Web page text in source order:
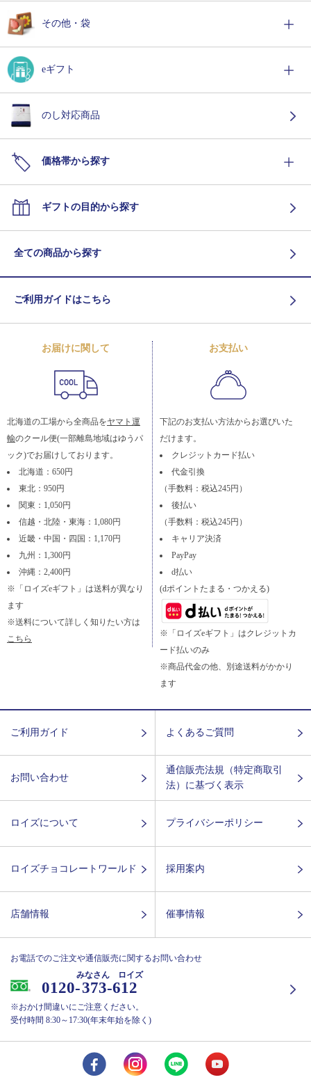
その他・袋
eギフト
のし対応商品
価格帯から探す
ギフトの目的から探す
全ての商品から探す
ご利用ガイドはこちら
お届けに関して
北海道の工場から全商品をヤマト運
輸のクール便(一部離島地域はゆうパ
ック)でお届けしております。
北海道：650円
東北：950円
関東：1,050円
信越・北陸・東海：1,080円
近畿・中国・四国：1,170円
九州：1,300円
沖縄：2,400円
※「ロイズeギフト」は送料が異なり
ます
※送料について詳しく知りたい方は
こちら
お支払い
下記のお支払い方法からお選びいた
だけます。
クレジットカード払い
代金引換
（手数料：税込245円）
後払い
（手数料：税込245円）
キャリア決済
PayPay
d払い
(dポイントたまる・つかえる)
※「ロイズeギフト」はクレジットカ
ード払いのみ
※商品代金の他、別途送料がかかり
ます
ご利用ガイド よくあるご質問
お問い合わせ
通信販売法規（特定商取引
法）に基づく表示
ロイズについて プライバシーポリシー
ロイズチョコレートワールド 採用案内
店舗情報 催事情報
お電話でのご注文や通信販売に関するお問い合わせ
0120-373-612
みなさん ロイズ
※おかけ間違いにご注意ください。
受付時間 8:30～17:30(年末年始を除く)